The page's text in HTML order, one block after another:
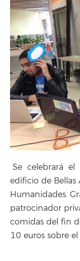
Se celebrará
edificio de Bellas
Humanidades.
patrocinador
comidas del fin
10 euros sobre